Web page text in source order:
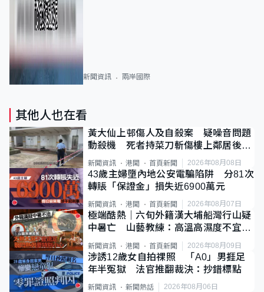
新聞資訊 兩岸國際
其他人也在看
黃大仙上邨傷人及自殺案 疑噪音問題
動殺機 死者持菜刀斬傷樓上鄰居後墮
斃
新聞資訊 港聞 首頁新聞 2026年08月08日
43歲主婦墮內地公安電騙陷阱 分81次
轉賬「保證金」損失近6900萬元
新聞資訊 港聞 首頁新聞 2026年08月07日
極端酷熱｜六旬外籍漢大埔船灣行山疑
中暑亡 山藝教練：高溫高濕度不宜遠
新聞資訊 港聞 首頁新聞 2026年08月09日
涉誘12歲女自拍祼照 「A0」男捱足
年半冤獄 法官推翻裁決：抄錯標點
新聞資訊 新聞熱話 2026年08月06日